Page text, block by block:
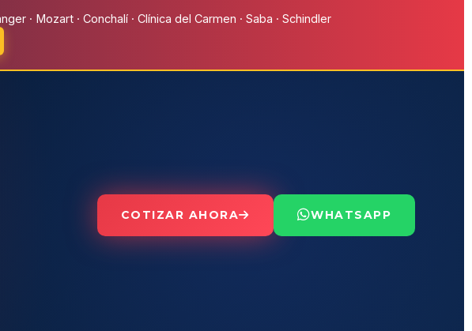
· Mozart · Conchalí · Clínica del Carmen · Saba · Schindler
COTIZAR AHORA WHATSAPP